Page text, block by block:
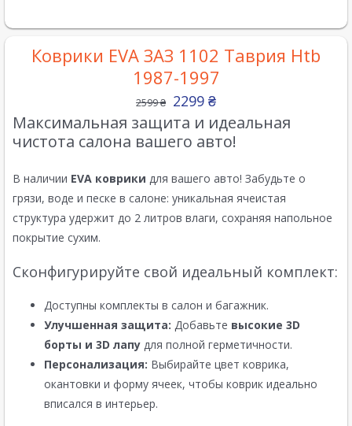
Коврики EVA ЗАЗ 1102 Таврия Htb
1987-1997
2599₴ 2299 ₴
Максимальная защита и идеальная
чистота салона вашего авто!
В наличии EVA коврики для вашего авто! Забудьте о
грязи, воде и песке в салоне: уникальная ячеистая
структура удержит до 2 литров влаги, сохраняя напольное
покрытие сухим.
Сконфигурируйте свой идеальный комплект:
Доступны комплекты в салон и багажник.
Улучшенная защита: Добавьте высокие 3D
борты и 3D лапу для полной герметичности.
Персонализация: Выбирайте цвет коврика,
окантовки и форму ячеек, чтобы коврик идеально
вписался в интерьер.